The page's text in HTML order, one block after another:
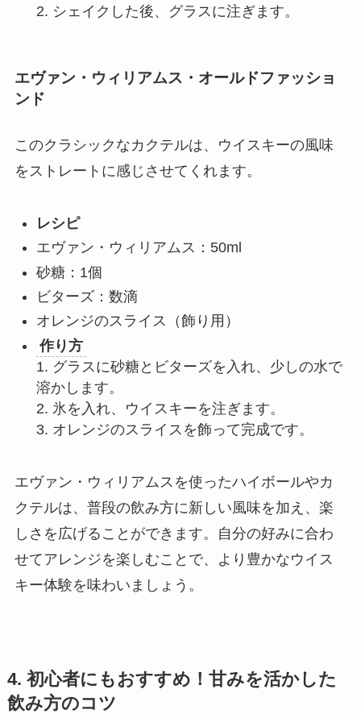
2. シェイクした後、グラスに注ぎます。
エヴァン・ウィリアムス・オールドファッショ
ンド
このクラシックなカクテルは、ウイスキーの風味
をストレートに感じさせてくれます。
レシピ
エヴァン・ウィリアムス：50ml
砂糖：1個
ビターズ：数滴
オレンジのスライス（飾り用）
作り方
1. グラスに砂糖とビターズを入れ、少しの水で
溶かします。
2. 氷を入れ、ウイスキーを注ぎます。
3. オレンジのスライスを飾って完成です。
エヴァン・ウィリアムスを使ったハイボールやカ
クテルは、普段の飲み方に新しい風味を加え、楽
しさを広げることができます。自分の好みに合わ
せてアレンジを楽しむことで、より豊かなウイス
キー体験を味わいましょう。
4. 初心者にもおすすめ！甘みを活かした
飲み方のコツ